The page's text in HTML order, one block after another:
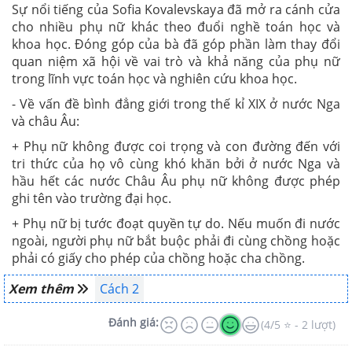
Sự nổi tiếng của Sofia Kovalevskaya đã mở ra cánh cửa
cho nhiều phụ nữ khác theo đuổi nghề toán học và
khoa học. Đóng góp của bà đã góp phần làm thay đổi
quan niệm xã hội về vai trò và khả năng của phụ nữ
trong lĩnh vực toán học và nghiên cứu khoa học.
- Về vấn đề bình đẳng giới trong thế kỉ XIX ở nước Nga
và châu Âu:
+ Phụ nữ không được coi trọng và con đường đến với
tri thức của họ vô cùng khó khăn bởi ở nước Nga và
hầu hết các nước Châu Âu phụ nữ không được phép
ghi tên vào trường đại học.
+ Phụ nữ bị tước đoạt quyền tự do. Nếu muốn đi nước
ngoài, người phụ nữ bắt buộc phải đi cùng chồng hoặc
phải có giấy cho phép của chồng hoặc cha chồng.
Xem thêm
Cách 2
Đánh giá: (4/5 ⭐ - 2 lượt)